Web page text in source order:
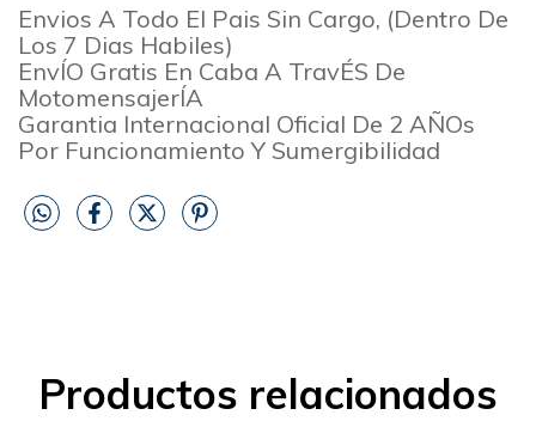
Envios A Todo El Pais Sin Cargo, (Dentro De
Los 7 Dias Habiles)
EnvÍO Gratis En Caba A TravÉS De
MotomensajerÍA
Garantia Internacional Oficial De 2 AÑOs
Por Funcionamiento Y Sumergibilidad
Productos relacionados